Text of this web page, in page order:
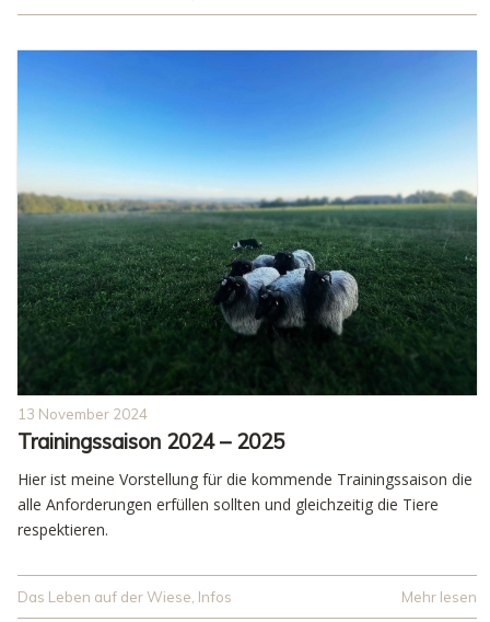
13 November 2024
Trainingssaison 2024 – 2025
Hier ist meine Vorstellung für die kommende Trainingssaison die
alle Anforderungen erfüllen sollten und gleichzeitig die Tiere
respektieren.
Das Leben auf der Wiese, Infos Mehr lesen